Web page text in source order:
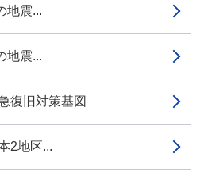
地震...
地震...
復旧対策基図
2地区...